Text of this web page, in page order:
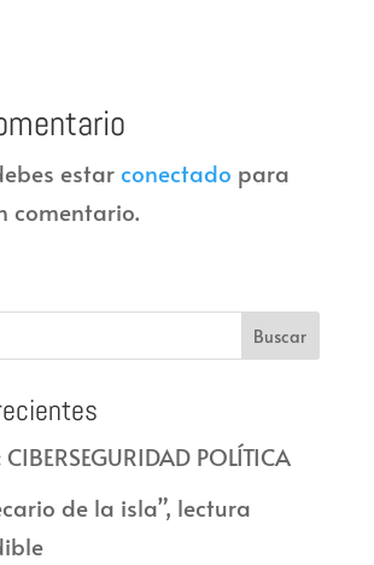
estarconectado para
comentario.
POLÍTICA
de la isla”, lectura